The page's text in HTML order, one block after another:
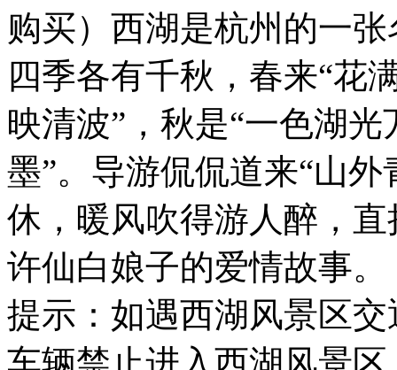
购买）西湖是杭州的一
四季各有千秋，春来“花
映清波”，秋是“一色湖
墨”。导游侃侃道来“山
休，暖风吹得游人醉，
许仙白娘子的爱情故事。
提示：如遇西湖风景区
车辆禁止进入西湖风景